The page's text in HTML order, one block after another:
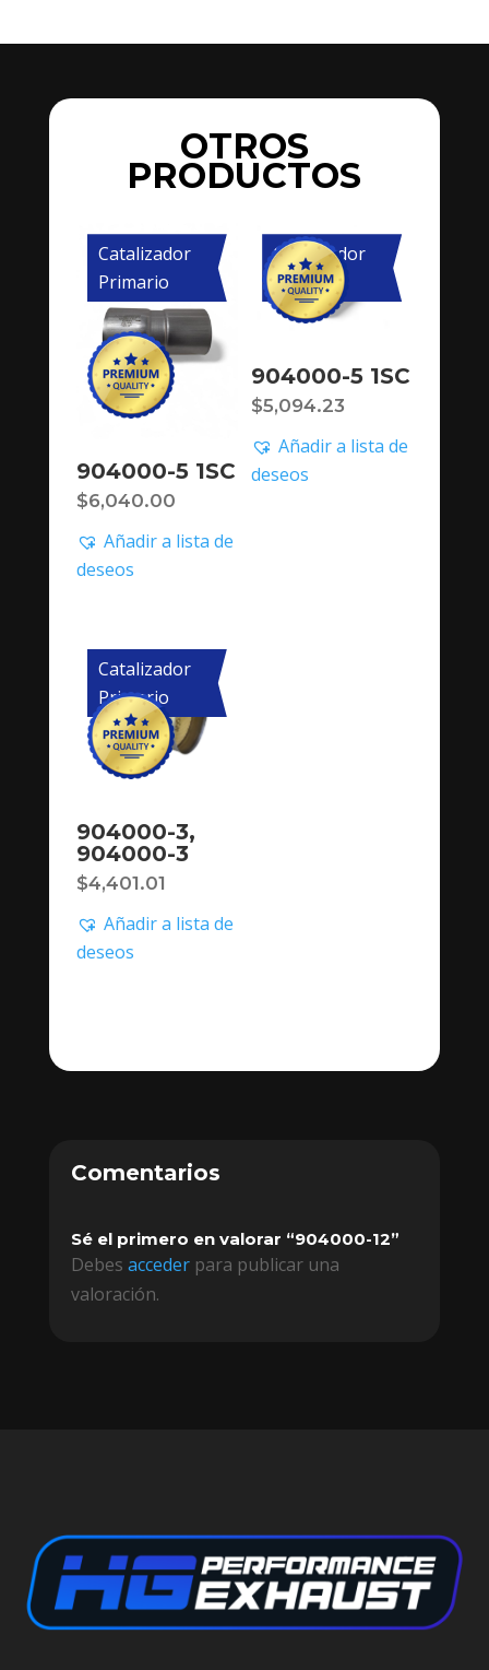
OTROS
PRODUCTOS
Catalizador
Primario
904000-5 1SC
$6,040.00
Añadir a lista de
deseos
Catalizador
Primario
904000-5 1SC
$5,094.23
Añadir a lista de
deseos
Catalizador
Primario
904000-3,
904000-3
$4,401.01
Añadir a lista de
deseos
Comentarios
Sé el primero en valorar “904000-12”
Debes accederpara publicar una
valoración.